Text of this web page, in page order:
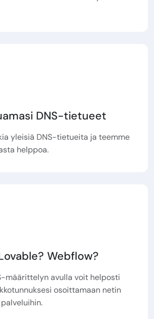
DNS-tietueet
yleisiä DNS-tietueita ja teemme
helppoa.
Webflow?
määrittelyn avulla voit helposti
osoittamaan netin